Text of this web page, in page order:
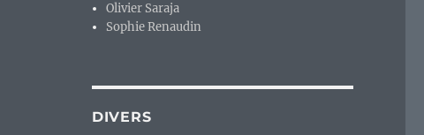
Olivier Saraja
Sophie Renaudin
DIVERS